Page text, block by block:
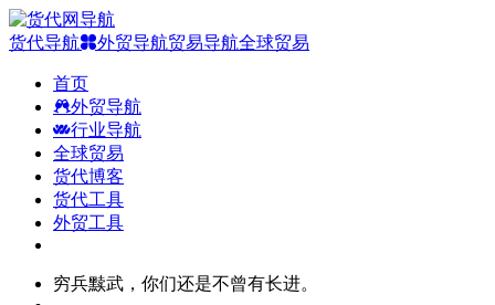
货代导航 外贸导航贸易导航全球贸易
首页
外贸导航
行业导航
全球贸易
货代博客
货代工具
外贸工具
穷兵黩武，你们还是不曾有长进。